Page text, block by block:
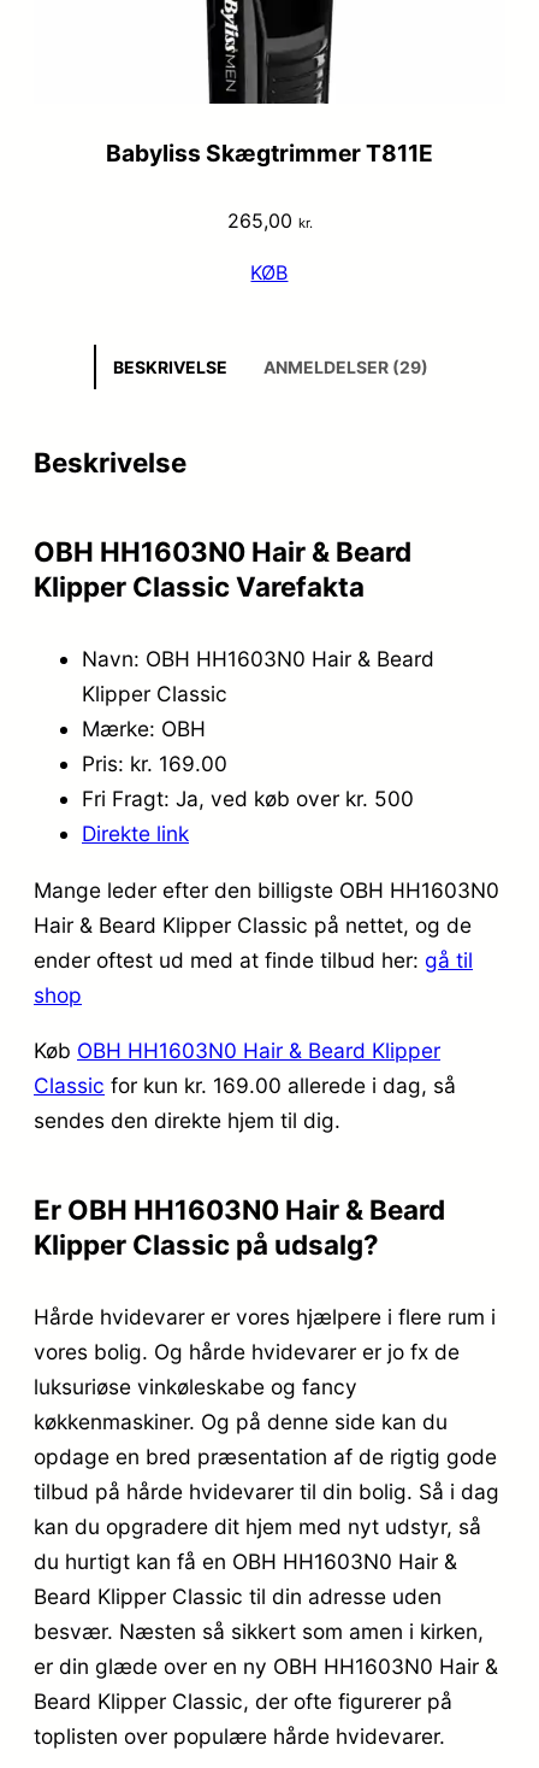
Babyliss Skægtrimmer T811E
265,00 kr.
KØB
BESKRIVELSE ANMELDELSER (29)
Beskrivelse
OBH HH1603N0 Hair & Beard
Klipper Classic Varefakta
Navn: OBH HH1603N0 Hair & Beard
Klipper Classic
Mærke: OBH
Pris: kr. 169.00
Fri Fragt: Ja, ved køb over kr. 500
Direkte link
Mange leder efter den billigste OBH HH1603N0
Hair & Beard Klipper Classic på nettet, og de
ender oftest ud med at finde tilbud her: gå til
shop
Køb OBH HH1603N0 Hair & Beard Klipper
Classic for kun kr. 169.00 allerede i dag, så
sendes den direkte hjem til dig.
Er OBH HH1603N0 Hair & Beard
Klipper Classic på udsalg?
Hårde hvidevarer er vores hjælpere i flere rum i
vores bolig. Og hårde hvidevarer er jo fx de
luksuriøse vinkøleskabe og fancy
køkkenmaskiner. Og på denne side kan du
opdage en bred præsentation af de rigtig gode
tilbud på hårde hvidevarer til din bolig. Så i dag
kan du opgradere dit hjem med nyt udstyr, så
du hurtigt kan få en OBH HH1603N0 Hair &
Beard Klipper Classic til din adresse uden
besvær. Næsten så sikkert som amen i kirken,
er din glæde over en ny OBH HH1603N0 Hair &
Beard Klipper Classic, der ofte figurerer på
toplisten over populære hårde hvidevarer.